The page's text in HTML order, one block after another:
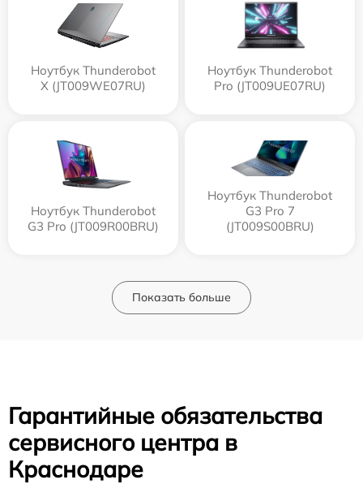
Ноутбук Thunderobot
X (JT009WE07RU)
Ноутбук Thunderobot
Pro (JT009UE07RU)
Ноутбук Thunderobot
G3 Pro (JT009R00BRU)
Ноутбук Thunderobot
G3 Pro 7
(JT009S00BRU)
Показать больше
Гарантийные обязательства
сервисного центра в
Краснодаре